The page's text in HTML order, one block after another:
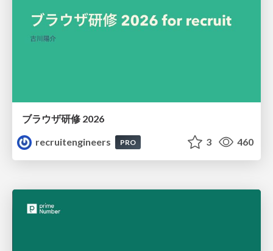
ブラウザ研修 2026
recruitengineers
PRO 3 460